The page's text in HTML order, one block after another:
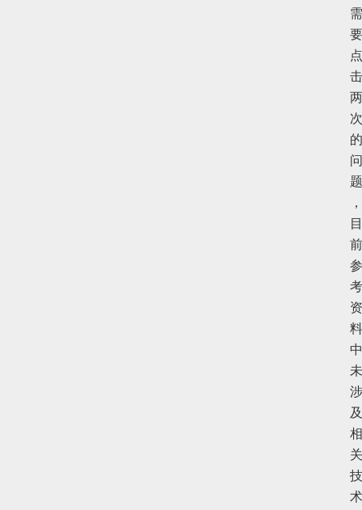
需
要
点
击
两
次
的
问
题
，
目
前
参
考
资
料
中
未
涉
及
相
关
技
术